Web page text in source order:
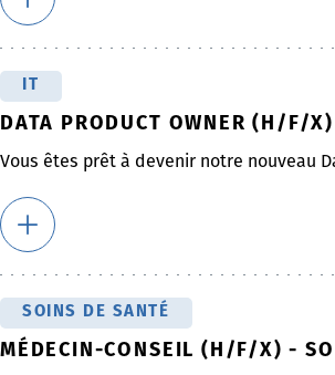
DATA PRODUCT OWNER (H/F/X)
Vous êtes prêt à devenir notre nouveau
SOINS DE SANTÉ
MÉDECIN-CONSEIL (H/F/X) -